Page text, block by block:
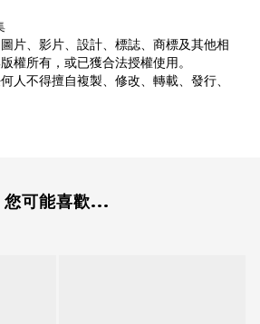
片、影片、設計、標誌、商標及其他相
權所有，或已獲合法授權使用。
人不得擅自複製、修改、轉載、發行、
您可能喜歡...